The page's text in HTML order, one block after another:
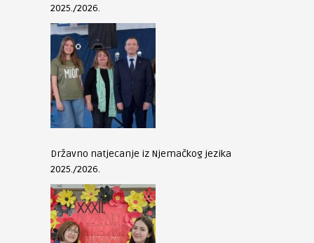
2025./2026.
Državno natjecanje iz Njemačkog jezika
2025./2026.